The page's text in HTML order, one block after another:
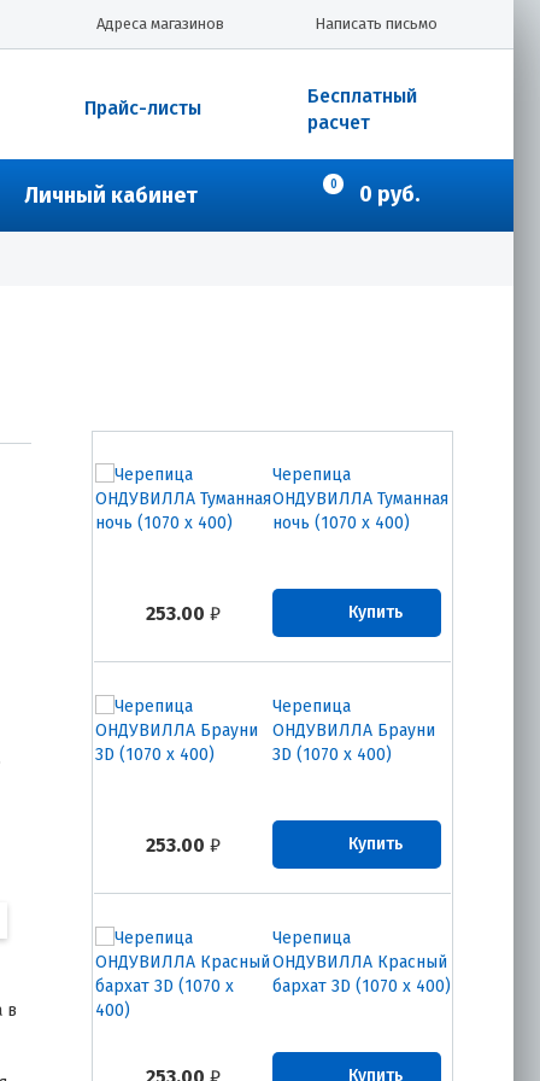
Написать письмо
Адреса магазинов
Бесплатный
расчет
Прайс-листы
Личный кабинет 0 0 руб.
в
253.00 ₽
Черепица
ОНДУВИЛЛА Туманная
ночь (1070 х 400)
Купить
253.00 ₽
Черепица
ОНДУВИЛЛА Брауни
3D (1070 х 400)
Купить
Черепица
ОНДУВИЛЛА Красный
бархат 3D (1070 х 400)
Купить